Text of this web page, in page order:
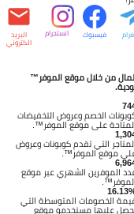
فيسبوك انستجرام البريد
الكتروني
من خلال موقع الموفر™
الخصم وعروض التخفيضات
على موقع الموفر™.
التي تقدم كوبونات وعروض
موقع الموفر™.
الموفرين الشهري عبر موقع
الخصومات المتوسطة التي
عليها مستخدمو موقع